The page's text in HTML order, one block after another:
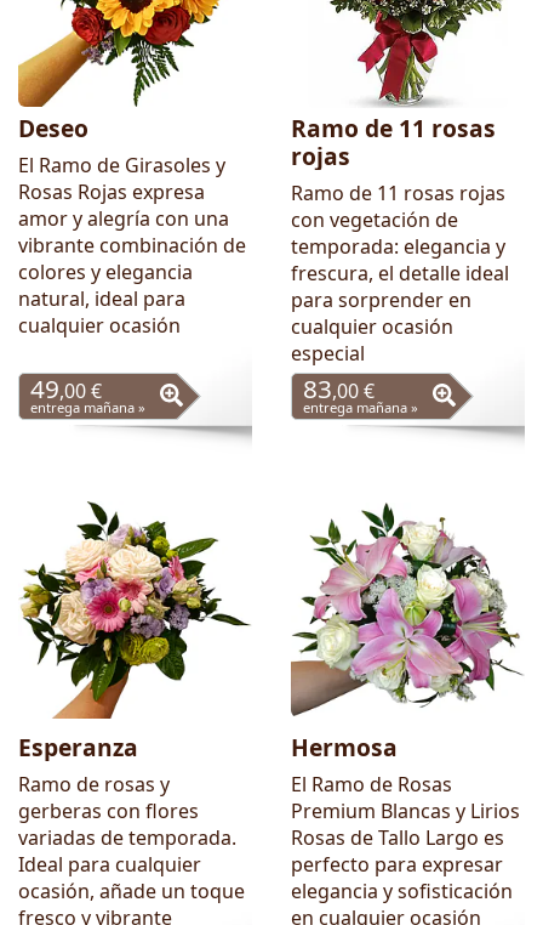
Deseo
El Ramo de Girasoles y
Rosas Rojas expresa
amor y alegría con una
vibrante combinación de
colores y elegancia
natural, ideal para
cualquier ocasión
49,00 €
entrega mañana »
Ramo de 11 rosas
rojas
Ramo de 11 rosas rojas
con vegetación de
temporada: elegancia y
frescura, el detalle ideal
para sorprender en
cualquier ocasión
especial
83,00 €
entrega mañana »
Esperanza
Ramo de rosas y
gerberas con flores
variadas de temporada.
Ideal para cualquier
ocasión, añade un toque
fresco y vibrante
Hermosa
El Ramo de Rosas
Premium Blancas y Lirios
Rosas de Tallo Largo es
perfecto para expresar
elegancia y sofisticación
en cualquier ocasión